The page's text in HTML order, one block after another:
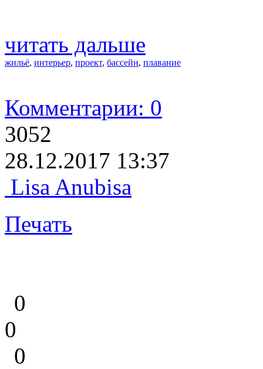
читать дальше
жильё, интерьер, проект, бассейн, плавание
Комментарии: 0
3052
28.12.2017 13:37
Lisa Anubisa
Печать
0
0
0